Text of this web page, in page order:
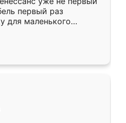
первый раз
для маленького
,во второй раз
По качеству очень
быстрая,
более разнообразный.
то потребуется из
только здесь.